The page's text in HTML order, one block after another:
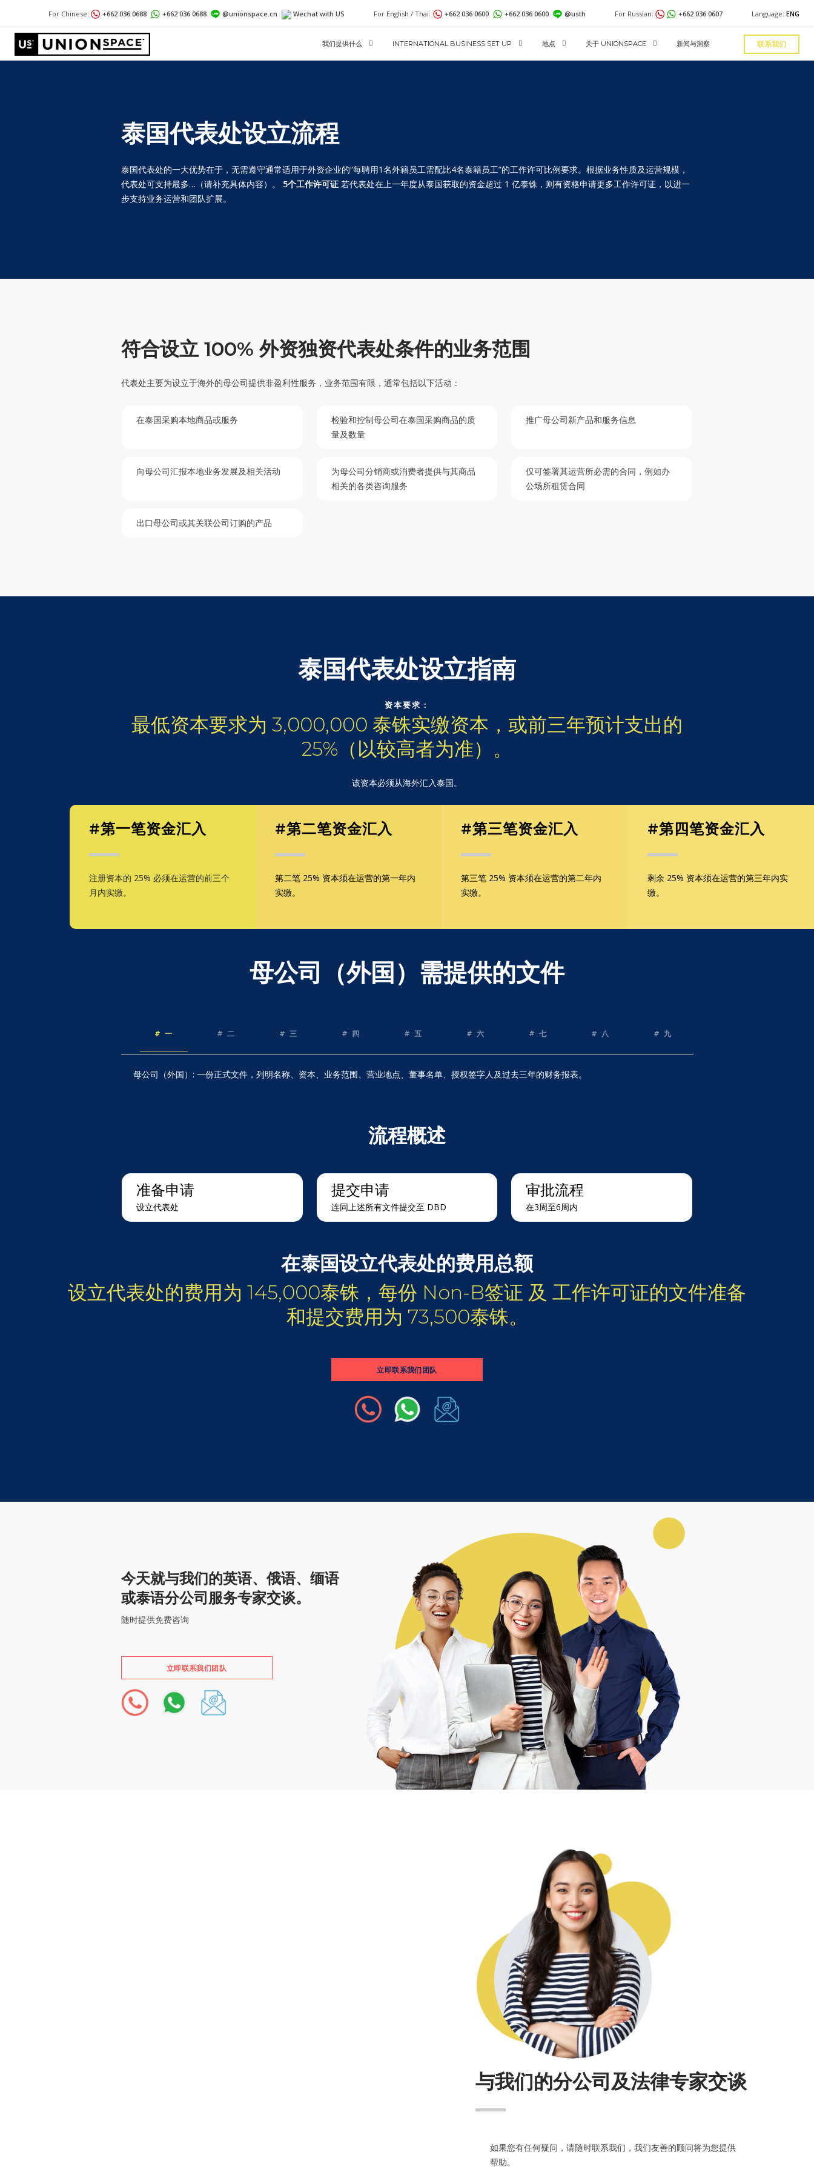
Language: ENG
For Russian: +662 036 0607
For English / Thai: +662 036 0600 +662 036 0600 @usth
For Chinese: +662 036 0688 +662 036 0688 @unionspace.cn Wechat with US
我们提供什么 INTERNATIONAL BUSINESS SET UP 地点 关于 UNIONSPACE 新闻与洞察 联系我们
泰国代表处设立流程
泰国代表处的一大优势在于，无需遵守通常适用于外资企业的“每聘用1名外籍员工需配比4名泰籍员工”的工作许可比例要求。根据业务性质及运营规模，
代表处可支持最多…（请补充具体内容）。 5个工作许可证若代表处在上一年度从泰国获取的资金超过 1 亿泰铢，则有资格申请更多工作许可证，以进一
步支持业务运营和团队扩展。
符合设立 100% 外资独资代表处条件的业务范围
代表处主要为设立于海外的母公司提供非盈利性服务，业务范围有限，通常包括以下活动：
在泰国采购本地商品或服务
检验和控制母公司在泰国采购商品的质
量及数量
推广母公司新产品和服务信息
向母公司汇报本地业务发展及相关活动
为母公司分销商或消费者提供与其商品
相关的各类咨询服务
仅可签署其运营所必需的合同，例如办
公场所租赁合同
出口母公司或其关联公司订购的产品
泰国代表处设立指南
资本要求：
最低资本要求为 3,000,000 泰铢实缴资本，或前三年预计支出的
25%（以较高者为准）。
该资本必须从海外汇入泰国。
#第一笔资金汇入
注册资本的 25% 必须在运营的前三个
月内实缴。
#第二笔资金汇入
第二笔 25% 资本须在运营的第一年内
实缴。
#第三笔资金汇入
第三笔 25% 资本须在运营的第二年内
实缴。
#第四笔资金汇入
剩余 25% 资本须在运营的第三年内实
缴。
母公司（外国）需提供的文件
# 一 # 二 # 三 # 四 # 五 # 六 # 七 # 八 # 九
母公司（外国）: 一份正式文件，列明名称、资本、业务范围、营业地点、董事名单、授权签字人及过去三年的财务报表。
流程概述
准备申请
设立代表处
提交申请
连同上述所有文件提交至 DBD
审批流程
在3周至6周内
在泰国设立代表处的费用总额
设立代表处的费用为 145,000泰铢，每份 Non-B签证 及 工作许可证的文件准备
和提交费用为 73,500泰铢。
立即联系我们团队
今天就与我们的英语、俄语、缅语
或泰语分公司服务专家交谈。
随时提供免费咨询
立即联系我们团队
与我们的分公司及法律专家交谈
如果您有任何疑问，请随时联系我们，我们友善的顾问将为您提供
帮助。